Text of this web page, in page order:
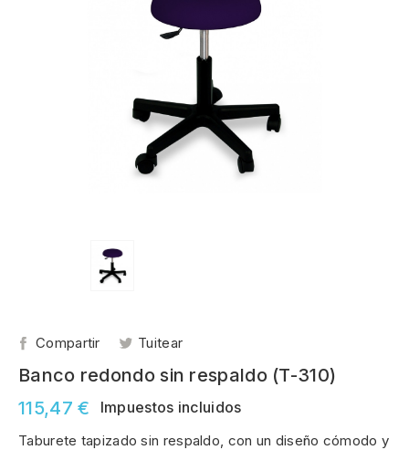
Compartir Tuitear
Banco redondo sin respaldo (T-310)
115,47 €
Impuestos incluidos
Taburete tapizado sin respaldo, con un diseño cómodo y